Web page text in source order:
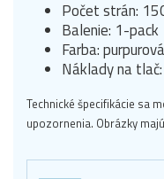
Počet strán:
Balenie: 1-pack
Farba: purpurová
Náklady na
Technické špecifikácie sa
upozornenia. Obrázky